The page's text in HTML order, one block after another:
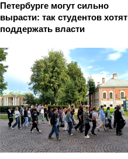
Петербурге могут сильно
вырасти: так студентов хотят
поддержать власти